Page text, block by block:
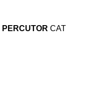
PERCUTOR CAT